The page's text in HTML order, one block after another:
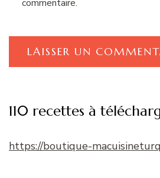
commentaire.
110 recettes à
https://boutique-